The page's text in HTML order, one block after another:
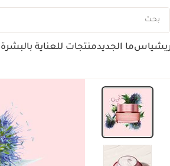
ما الجديدمنتجات للعناية بالبشرة